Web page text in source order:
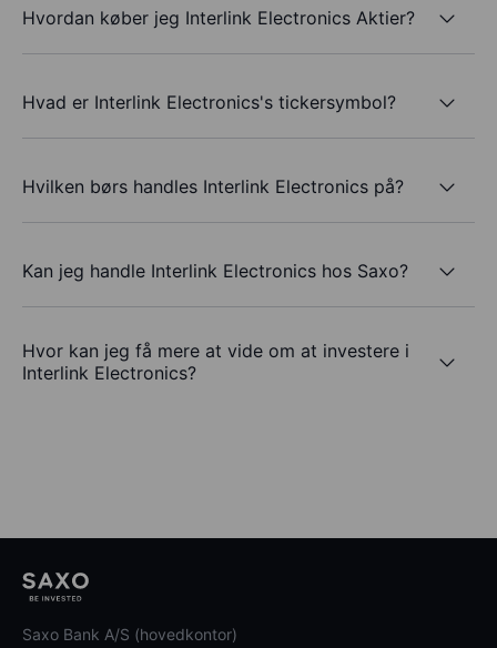
Hvordan køber jeg Interlink Electronics Aktier?
Hvad er Interlink Electronics's tickersymbol?
Hvilken børs handles Interlink Electronics på?
Kan jeg handle Interlink Electronics hos Saxo?
Hvor kan jeg få mere at vide om at investere i
Interlink Electronics?
Saxo Bank A/S (hovedkontor)